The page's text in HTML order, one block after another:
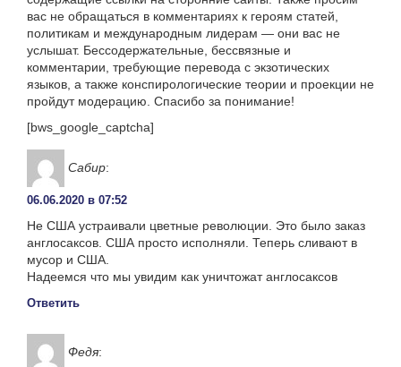
вас не обращаться в комментариях к героям статей,
политикам и международным лидерам — они вас не
услышат. Бессодержательные, бессвязные и
комментарии, требующие перевода с экзотических
языков, а также конспирологические теории и проекции не
пройдут модерацию. Спасибо за понимание!
[bws_google_captcha]
Сабир:
06.06.2020 в 07:52
Не США устраивали цветные революции. Это было заказ
англосаксов. США просто исполняли. Теперь сливают в
мусор и США.
Надеемся что мы увидим как уничтожат англосаксов
Ответить
Федя: